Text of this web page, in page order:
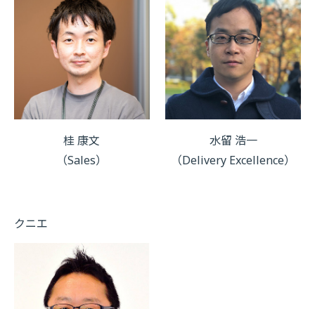
桂 康文
（Sales）
水留 浩一
（Delivery Excellence）
クニエ